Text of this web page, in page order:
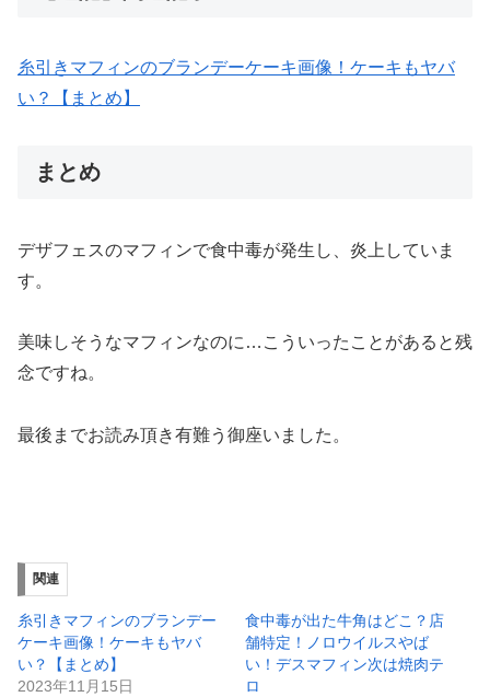
糸引きマフィンのブランデーケーキ画像！ケーキもヤバ
い？【まとめ】
まとめ
デザフェスのマフィンで食中毒が発生し、炎上していま
す。
美味しそうなマフィンなのに…こういったことがあると残
念ですね。
最後までお読み頂き有難う御座いました。
関連
糸引きマフィンのブランデー
ケーキ画像！ケーキもヤバ
い？【まとめ】
2023年11月15日
食中毒が出た牛角はどこ？店
舗特定！ノロウイルスやば
い！デスマフィン次は焼肉テ
ロ